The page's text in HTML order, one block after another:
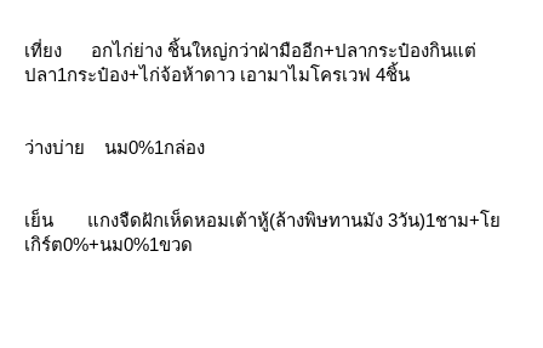
เที่ยง อกไก่ย่าง ชิ้นใหญ่กว่าฝ่ามืออีก+ปลากระป๋องกินแต่
ปลา1กระป๋อง+ไก่จ้อห้าดาว เอามาไมโครเวฟ 4ชิ้น
ว่างบ่า นม0%1กล่อง
เย็น กงจืดฝักเห็ดหอมเต้าหู้(ล้างพิษทานมัง 3วัน)1ชาม+
เกิร์ต0%+นม0%1ขวด